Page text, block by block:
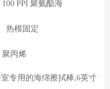
氨酯海
固定
烯
专用的海绵擦拭棒,6英寸